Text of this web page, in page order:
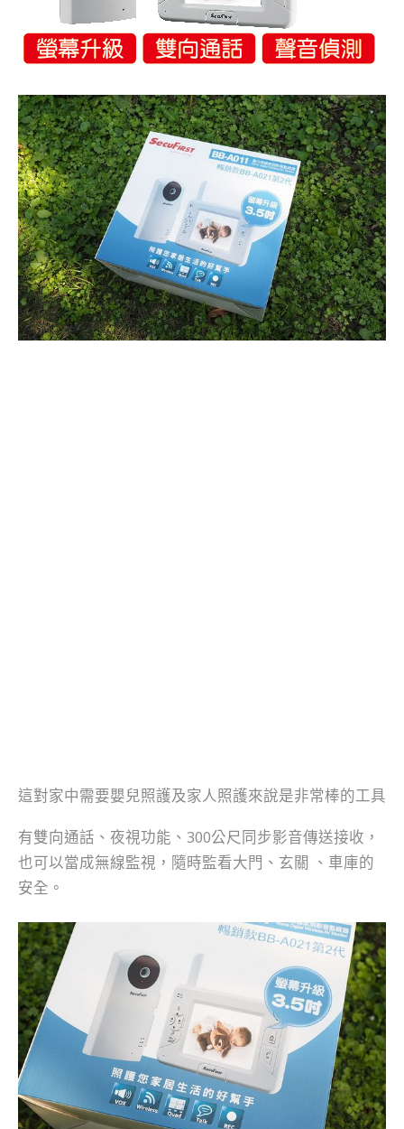
這對家中需要嬰兒照護及家人照護來說是非常棒的工具
有雙向通話、夜視功能、300公尺同步影音傳送接收，
也可以當成無線監視，隨時監看大門、玄關 、車庫的
安全。